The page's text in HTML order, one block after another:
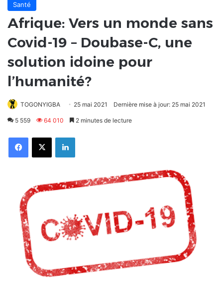
Santé
Afrique: Vers un monde sans
Covid-19 – Doubase-C, une
solution idoine pour
l’humanité?
TOGONYIGBA 25 mai 2021 Dernière mise à jour: 25 mai 2021
5 559 64 010 2 minutes de lecture
FacebookX Linkedin